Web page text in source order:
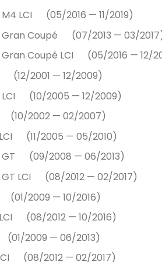
M4 LCI (05/2016 — 11/2019)
Gran Coupé (07/2013 — 03/
Gran Coupé LCI (05/2016 — 12/
(12/2001 — 12/2009)
LCI (10/2005 — 12/2009)
(10/2002 — 02/2007)
LCI (11/2005 — 05/2010)
GT (09/2008 — 06/2013)
GT LCI (08/2012 — 02/2017)
(01/2009 — 10/2016)
LCI (08/2012 — 10/2016)
(01/2009 — 06/2013)
LCI (08/2012 — 02/2017)